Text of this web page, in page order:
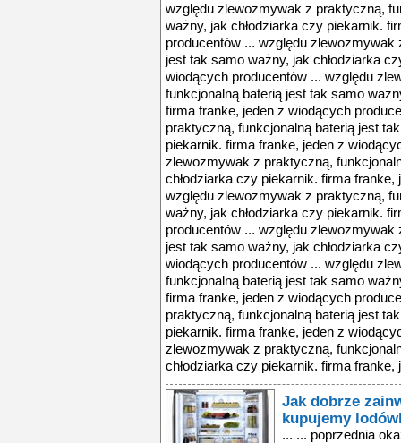
względu zlewozmywak z praktyczną,
ważny, jak chłodziarka czy piekarnik.
producentów ... względu
jest tak samo ważny, jak chłodziarka
wiodących producentów ... względu
funkcjonalną baterią jest tak samo
firma franke, jeden z wiodących
praktyczną, funkcjonalną baterią jest
piekarnik. firma franke, jeden z
zlewozmywak z praktyczną,
chłodziarka czy piekarnik. firma
względu zlewozmywak z praktyczną,
ważny, jak chłodziarka czy piekarnik.
producentów ... względu
jest tak samo ważny, jak chłodziarka
wiodących producentów ... względu
funkcjonalną baterią jest tak samo
firma franke, jeden z wiodących
praktyczną, funkcjonalną baterią jest
piekarnik. firma franke, jeden z
zlewozmywak z praktyczną,
chłodziarka czy piekarnik. firma
Jak dobrze
kupujemy
... ... poprzednia